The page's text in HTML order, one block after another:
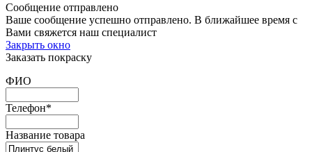
Сообщение отправлено
Ваше сообщение успешно отправлено. В ближайшее время с
Вами свяжется наш специалист
Закрыть окно
Заказать покраску
ФИО
Телефон*
Название товара